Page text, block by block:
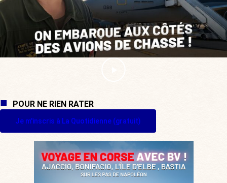
POUR NE RIEN RATER
Je m'inscris à La Quotidienne (gratuit)